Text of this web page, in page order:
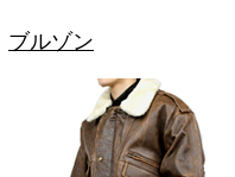
ブルゾン